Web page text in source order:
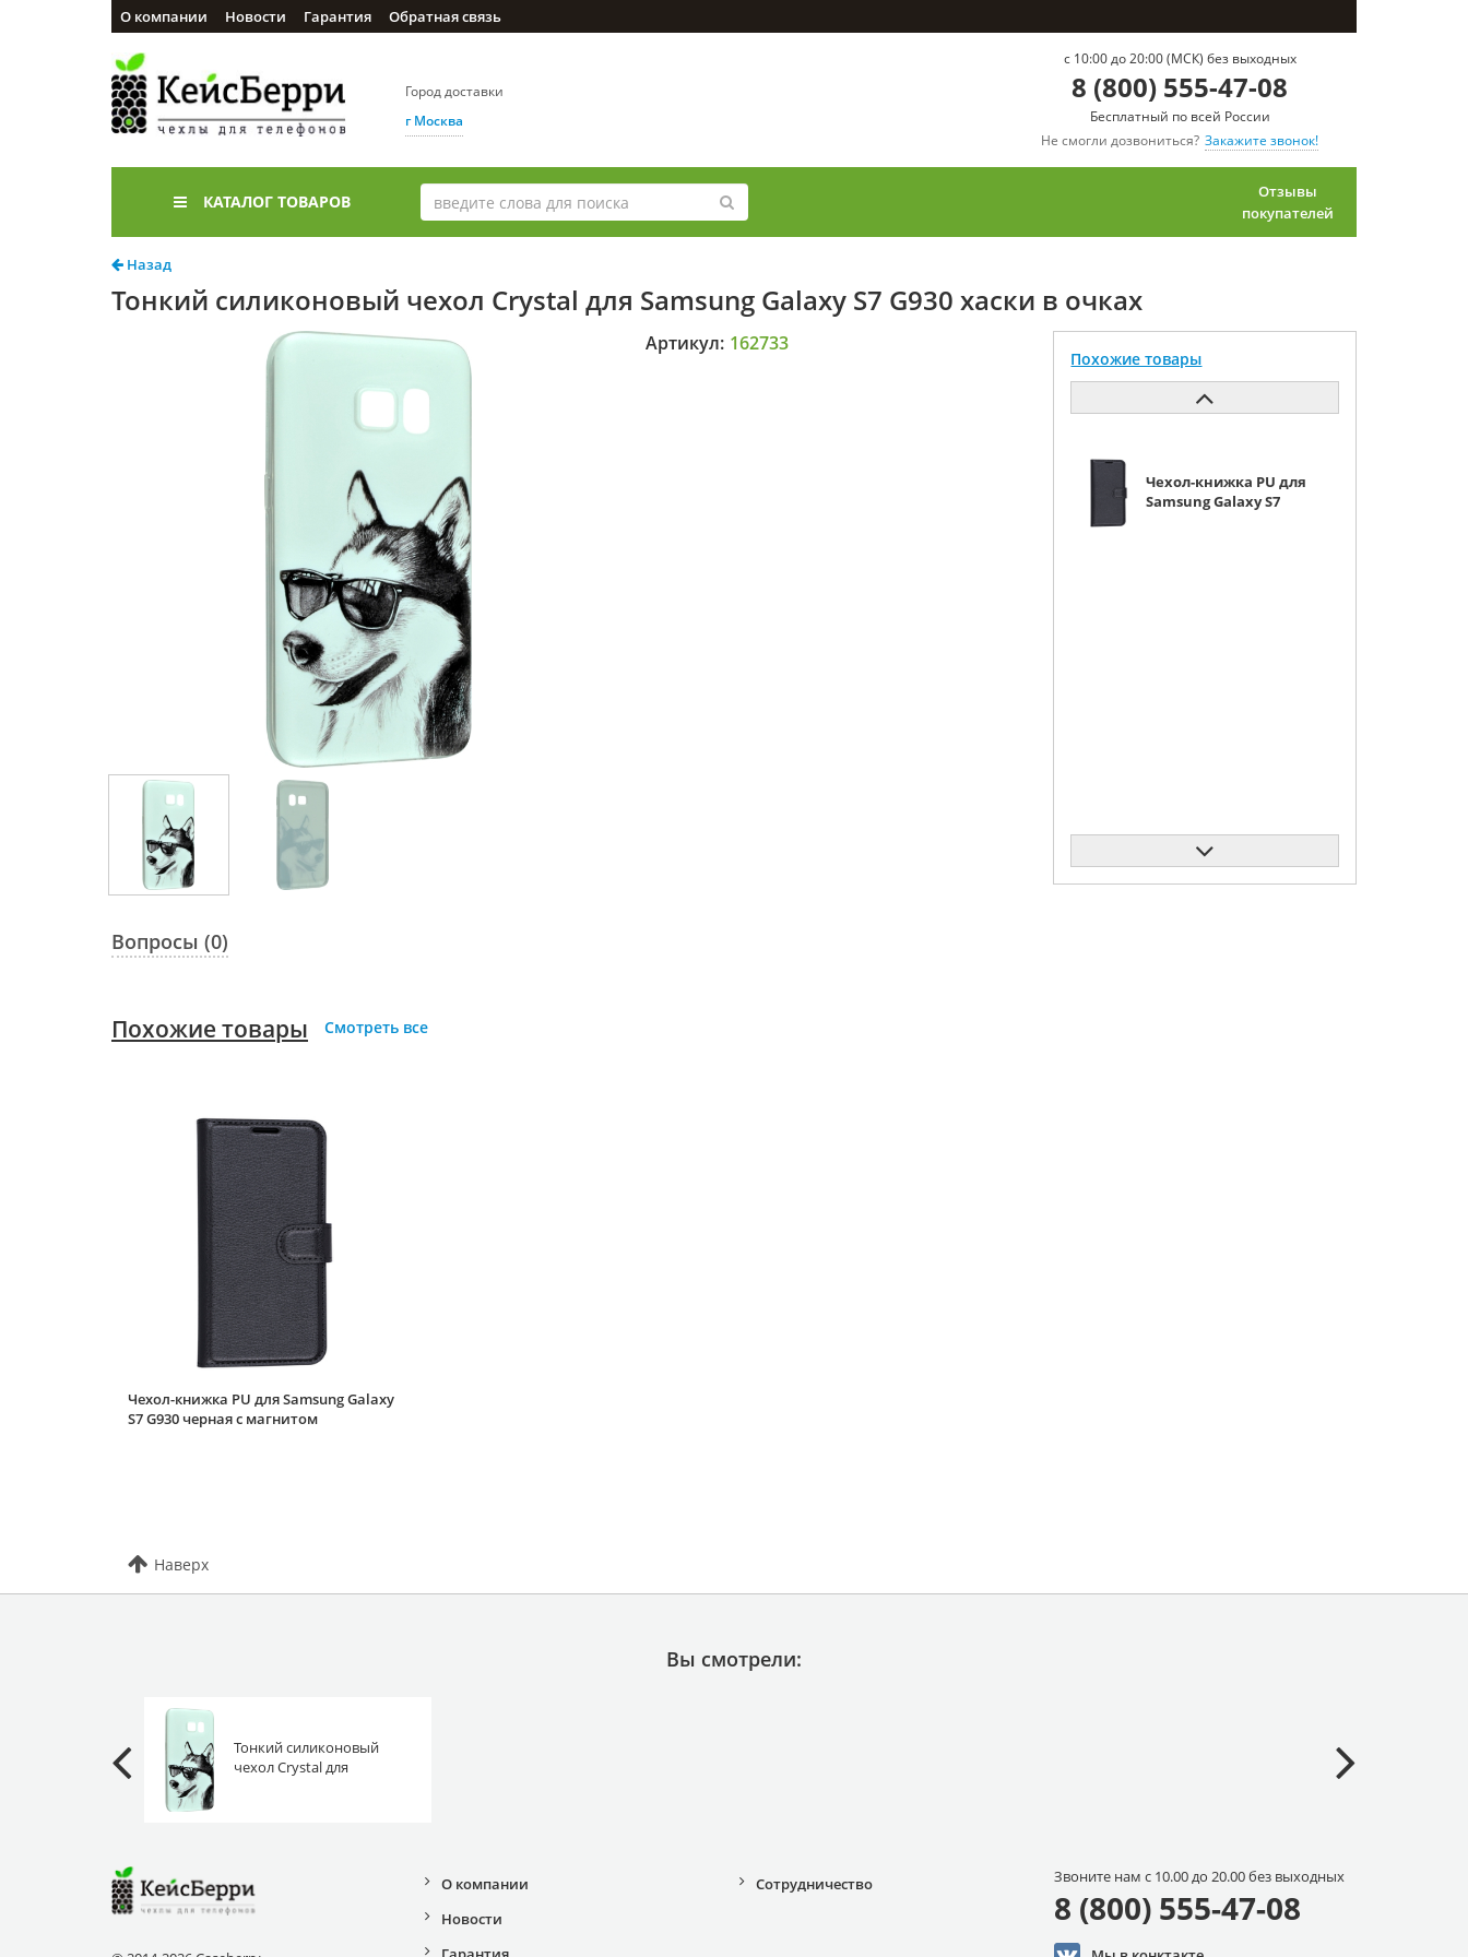
О компании Новости Гарантия Обратная связь
Город доставки
г Москва
c 10:00 до 20:00 (МСК) без выходных
8 (800) 555-47-08
Бесплатный по всей России
Не смогли дозвониться? Закажите звонок!
КАТАЛОГ ТОВАРОВ
Отзывы
покупателей
Назад
Тонкий силиконовый чехол Crystal для Samsung Galaxy S7 G930 хаски в очках
Артикул: 162733
Похожие товары
Чехол-книжка PU для
Samsung Galaxy S7
Вопросы (0)
Похожие товары Смотреть все
Чехол-книжка PU для Samsung Galaxy
S7 G930 черная с магнитом
Наверх
Вы смотрели:
Тонкий силиконовый
чехол Crystal для
О компании
Новости
Сотрудничество Звоните нам с 10.00 до 20.00 без выходных
8 (800) 555-47-08